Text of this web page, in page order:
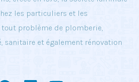
les particuliers et les
problème de plomberie,
sanitaire et également rénovation